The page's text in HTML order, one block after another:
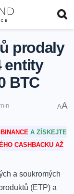
prodaly
entity
BTC
AA
BINANCE A ZÍSKEJTE
CASHBACKU AŽ
a soukromých
(ETP) a